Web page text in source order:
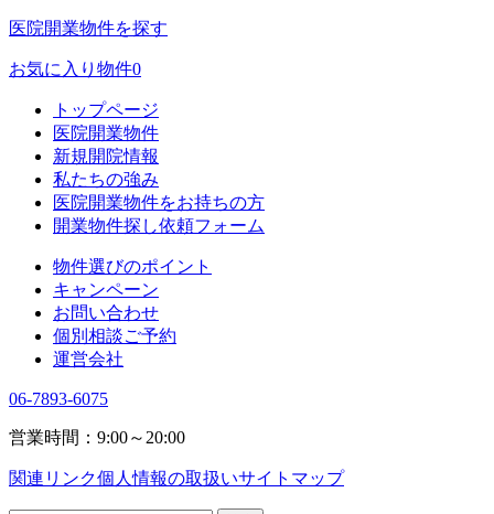
医院開業物件を探す
お気に入り物件0
トップページ
医院開業物件
新規開院情報
私たちの強み
医院開業物件をお持ちの方
開業物件探し依頼フォーム
物件選びのポイント
キャンペーン
お問い合わせ
個別相談ご予約
運営会社
06-7893-6075
営業時間：9:00～20:00
関連リンク個人情報の取扱いサイトマップ